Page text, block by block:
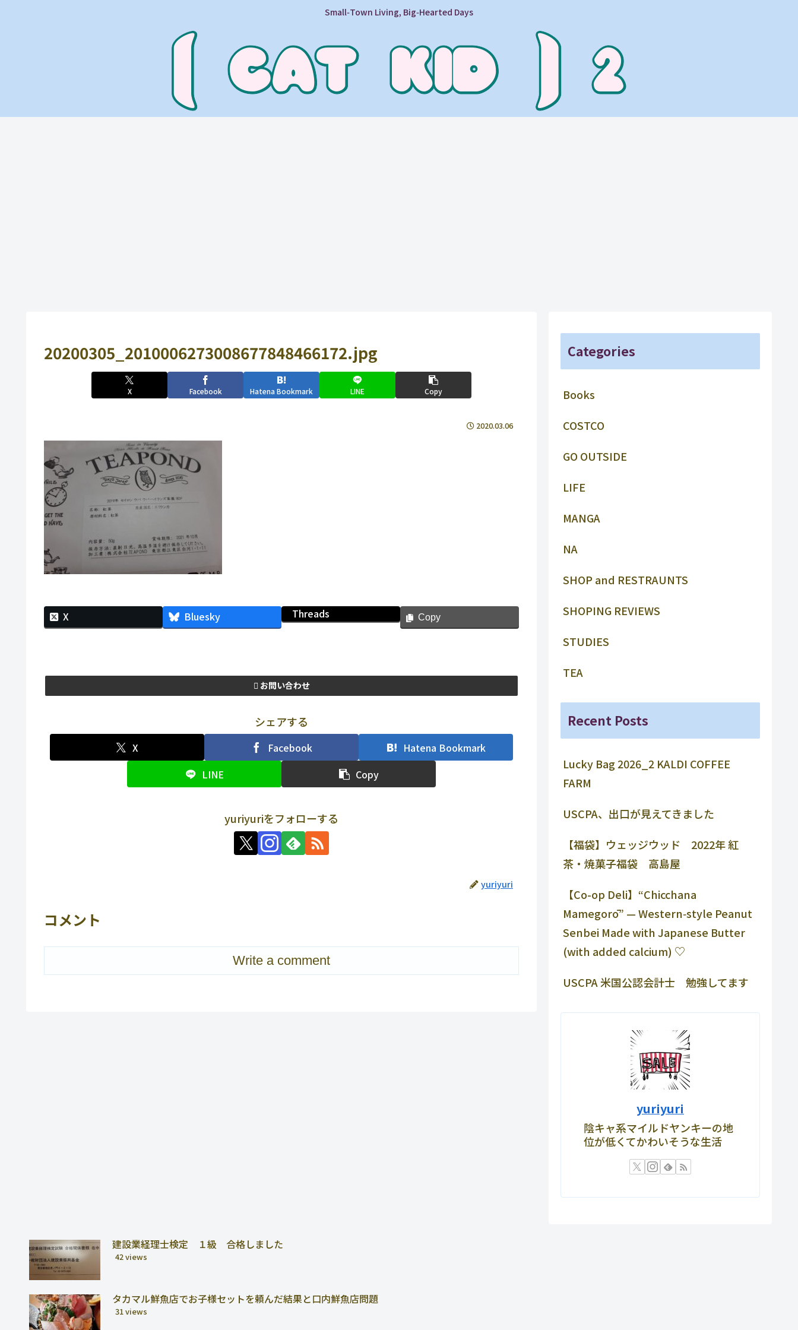
Small‑Town Living, Big‑Hearted Days
20200305_2010006273008677848466172.jpg
X Facebook Hatena Bookmark LINE Copy
2020.03.06
X Bluesky Threads Copy
お問い合わせ
シェアする
X Facebook
Hatena Bookmark
LINE
Copy
yuriyuriをフォローする
yuriyuri
コメント
Write a comment
Categories
Books
COSTCO
GO OUTSIDE
LIFE
MANGA
NA
SHOP and RESTRAUNTS
SHOPING REVIEWS
STUDIES
TEA
Recent Posts
Lucky Bag 2026_2 KALDI COFFEE
FARM
USCPA、出口が見えてきました
【福袋】ウェッジウッド 2022年 紅
茶・焼菓子福袋 高島屋
【Co-op Deli】“Chicchana
Mamegorō” — Western‑style Peanut
Senbei Made with Japanese Butter
(with added calcium) ♡
USCPA 米国公認会計士 勉強してます
yuriyuri
陰キャ系マイルドヤンキーの地
位が低くてかわいそうな生活
建設業経理士検定 １級 合格しました
42 views
タカマル鮮魚店でお子様セットを頼んだ結果と口内鮮魚店問題
31 views